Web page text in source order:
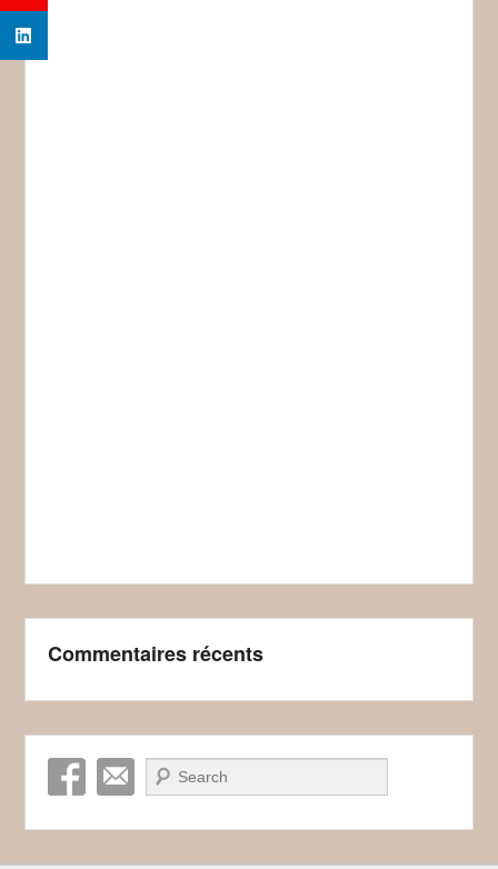
Commentaires récents
Recherche